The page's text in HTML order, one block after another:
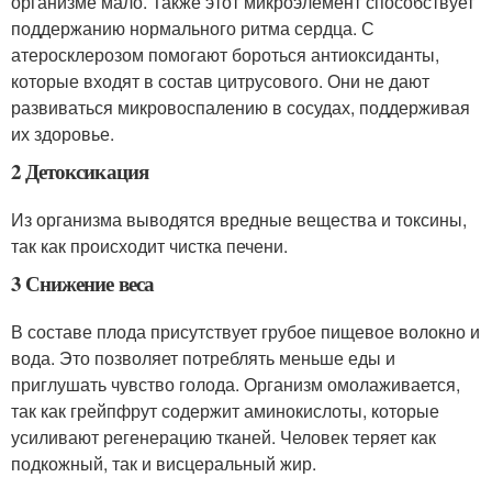
поддержанию нормального ритма сердца. С
атеросклерозом помогают бороться антиоксиданты,
которые входят в состав цитрусового. Они не дают
развиваться микровоспалению в сосудах, поддерживая
их здоровье.
2 Детоксикация
Из организма выводятся вредные вещества и токсины,
так как происходит чистка печени.
3 Снижение веса
В составе плода присутствует грубое пищевое волокно и
вода. Это позволяет потреблять меньше еды и
приглушать чувство голода. Организм омолаживается,
так как грейпфрут содержит аминокислоты, которые
усиливают регенерацию тканей. Человек теряет как
подкожный, так и висцеральный жир.